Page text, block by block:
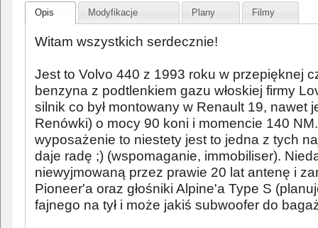
Opis Modyfikacje Plany Filmy
Witam wszystkich serdecznie!
Jest to Volvo 440 z 1993 roku w przepięknej
benzyna z podtlenkiem gazu włoskiej firmy
silnik co był montowany w Renault 19, nawet
Renówki) o mocy 90 koni i momencie 140
wyposażenie to niestety jest to jedna z tych
daje radę ;) (wspomaganie, immobiliser).
niewyjmowaną przez prawie 20 lat antenę i
Pioneer'a oraz głośniki Alpine'a Type S
fajnego na tył i może jakiś subwoofer do